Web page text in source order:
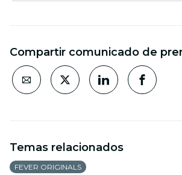
Compartir comunicado de
Temas relacionados
FEVER ORIGINALS